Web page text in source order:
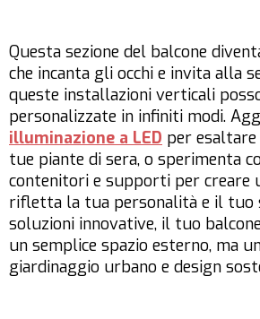
Questa sezione del balcone
che incanta gli occhi e invita alla
queste installazioni verticali
personalizzate in infiniti modi.
illuminazione a LED per
tue piante di sera, o sperimenta
contenitori e supporti per creare
rifletta la tua personalità e il tuo
soluzioni innovative, il tuo
un semplice spazio esterno, ma
giardinaggio urbano e design